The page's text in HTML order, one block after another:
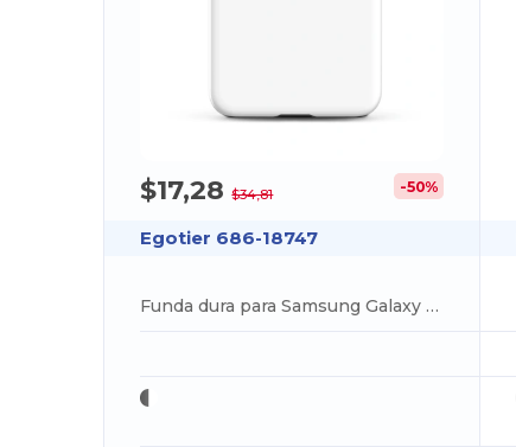
$17,28$34,81 -50%
Egotier 686-18747
Funda dura para Samsung Galaxy S24 Plus